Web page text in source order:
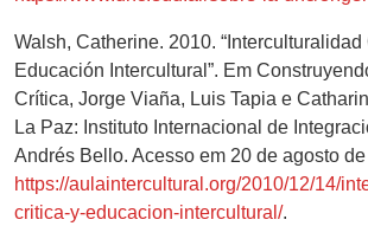
Walsh, Catherine. 2010. “Interculturalidad
Educación Intercultural”. Em
Crítica, Jorge Viaña, Luis Tapia e
La Paz: Instituto Internacional de
Andrés Bello. Acesso em 20 de agosto
https://aulaintercultural.org/2010/12/14/
critica-y-educacion-intercultural/.